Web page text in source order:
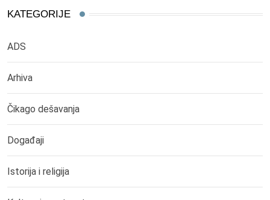
KATEGORIJE
ADS
Arhiva
Čikago dešavanja
Događaji
Istorija i religija